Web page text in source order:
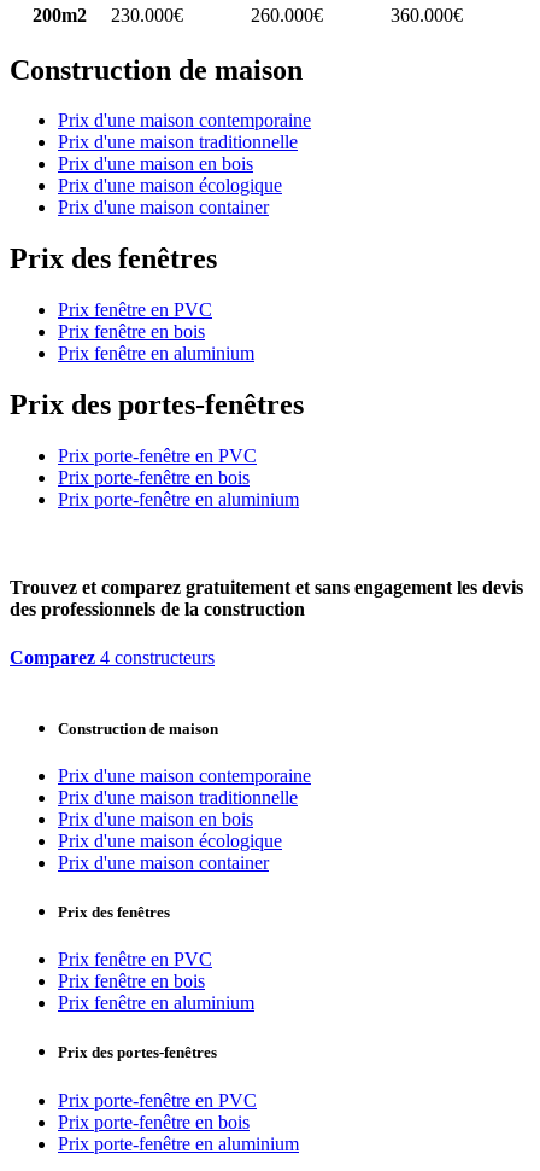
200m2
230.000€ 260.000€ 360.000€
Construction de maison
Prix d'une maison contemporaine
Prix d'une maison traditionnelle
Prix d'une maison en bois
Prix d'une maison écologique
Prix d'une maison container
Prix des fenêtres
Prix fenêtre en PVC
Prix fenêtre en bois
Prix fenêtre en aluminium
Prix des portes-fenêtres
Prix porte-fenêtre en PVC
Prix porte-fenêtre en bois
Prix porte-fenêtre en aluminium
Trouvez et comparez gratuitement et sans engagement les devis
des professionnels de la construction
Comparez 4 constructeurs
Construction de maison
Prix d'une maison contemporaine
Prix d'une maison traditionnelle
Prix d'une maison en bois
Prix d'une maison écologique
Prix d'une maison container
Prix des fenêtres
Prix fenêtre en PVC
Prix fenêtre en bois
Prix fenêtre en aluminium
Prix des portes-fenêtres
Prix porte-fenêtre en PVC
Prix porte-fenêtre en bois
Prix porte-fenêtre en aluminium